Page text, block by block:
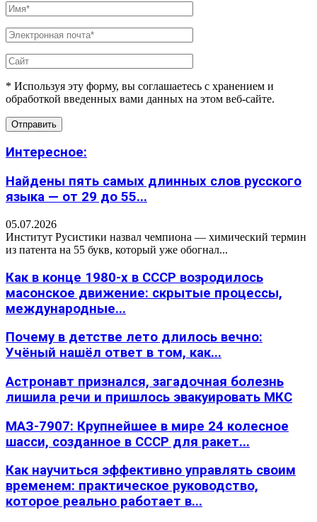
* Используя эту форму, вы соглашаетесь с хранением и
обработкой введенных вами данных на этом веб-сайте.
Интересное:
Найдены пять самых длинных слов русского
языка — от 29 до 55...
05.07.2026
Институт Русистики назвал чемпиона — химический термин
из патента на 55 букв, который уже обогнал...
Как в конце 1980-х в СССР возродилось
масонское движение: скрытые процессы,
международные...
Почему в детстве лето длилось вечно:
Учёный нашёл ответ в том, как...
Астронавт признался, загадочная болезнь
лишила речи и пришлось эвакуировать МКС
МАЗ-7907: Крупнейшее в мире 24 колесное
шасси, созданное в СССР для ракет...
Как научиться эффективно управлять своим
временем: практическое руководство,
которое реально работает в...